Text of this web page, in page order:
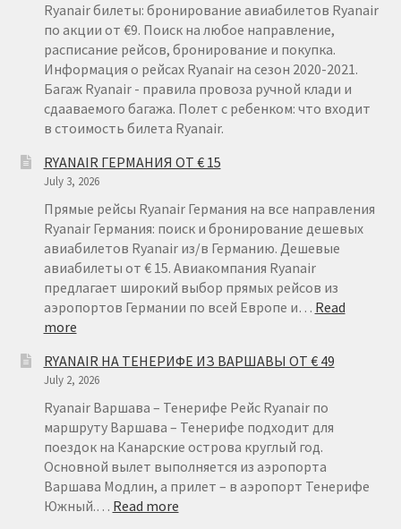
Ryanair билеты: бронирование авиабилетов Ryanair
по акции от €9. Поиск на любое направление,
расписание рейсов, бронирование и покупка.
Информация о рейсах Ryanair на сезон 2020-2021.
Багаж Ryanair - правила провоза ручной клади и
сдааваемого багажа. Полет с ребенком: что входит
в стоимость билета Ryanair.
RYANAIR ГЕРМАНИЯ ОТ € 15
July 3, 2026
Прямые рейсы Ryanair Германия на все направления
Ryanair Германия: поиск и бронирование дешевых
авиабилетов Ryanair из/в Германию. Дешевые
авиабилеты от € 15. Авиакомпания Ryanair
предлагает широкий выбор прямых рейсов из
аэропортов Германии по всей Европе и… Read
more:
ГЕРМАНИЯ
ОТ
€
15
RYANAIR НА ТЕНЕРИФЕ ИЗ ВАРШАВЫ ОТ € 49
July 2, 2026
Ryanair Варшава – Тенерифе Рейс Ryanair по
маршруту Варшава – Тенерифе подходит для
поездок на Канарские острова круглый год.
Основной вылет выполняется из аэропорта
Варшава Модлин, а прилет – в аэропорт Тенерифе
Южный.… Read more: